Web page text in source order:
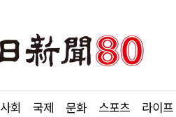
사회 국제 문화 스포츠 라이프